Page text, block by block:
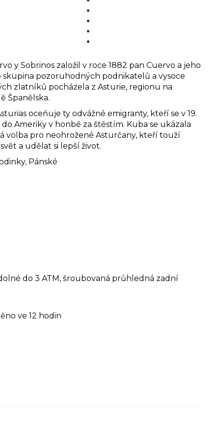
y Sobrinos založil v roce 1882 pan Cuervo a jeho
skupina pozoruhodných podnikatelů a vysoce
zlatníků pocházela z Asturie, regionu na
Španělska.
oceňuje ty odvážné emigranty, kteří se v 19.
Ameriky v honbě za štěstím. Kuba se ukázala
volba pro neohrožené Asturčany, kteří touží
a udělat si lepší život.
, Pánské
do 3 ATM, šroubovaná průhledná zadní
ve 12 hodin